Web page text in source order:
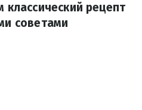
классический рецепт
советами